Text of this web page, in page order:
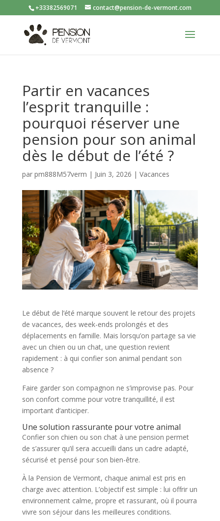
+33382569071 contact@pension-de-vermont.com
Partir en vacances
l’esprit tranquille :
pourquoi réserver une
pension pour son animal
dès le début de l’été ?
par pm888M57verm | Juin 3, 2026 | Vacances
Le début de l’été marque souvent le retour des projets
de vacances, des week-ends prolongés et des
déplacements en famille. Mais lorsqu’on partage sa vie
avec un chien ou un chat, une question revient
rapidement : à qui confier son animal pendant son
absence ?
Faire garder son compagnon ne s’improvise pas. Pour
son confort comme pour votre tranquillité, il est
important d’anticiper.
Une solution rassurante pour votre animal
Confier son chien ou son chat à une pension permet
de s’assurer qu’il sera accueilli dans un cadre adapté,
sécurisé et pensé pour son bien-être.
À la Pension de Vermont, chaque animal est pris en
charge avec attention. L’objectif est simple : lui offrir un
environnement calme, propre et rassurant, où il pourra
vivre son séjour dans les meilleures conditions.